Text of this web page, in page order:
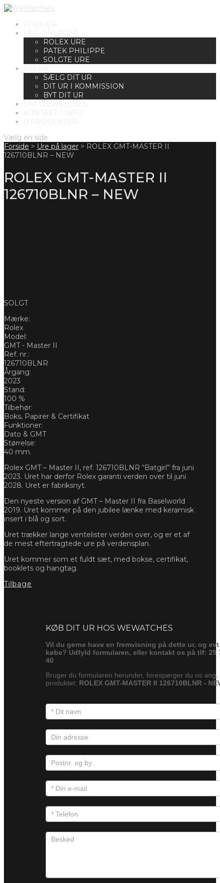
ROLEX URE
PATEK PHILIPPE
SOLGTE URE
SÆLG DIT UR
DIT UR I KOMMISSION
BYT DIT UR
Vælg en side
Forside > Ure på lager > ROLEX GMT-MASTER II
126710BLNR – NEW
ROLEX GMT-MASTER II
126710BLNR – NEW
SOLGT
Mærke:
Rolex
Model:
GMT - Master II
Ref. nr.:
126710BLNR
Årgang:
2023
Stand:
100 %
Tilbehør:
Boks, Papirer & Certifikat
Funktioner:
Dato & GMT
Størrelse:
40 mm.
Rolex GMT – Master II, ref. 126710BLNR “Batgirl” fra juni
2023. Uret har derfor Rolex garanti verden over til juni
2028. Uret er fabriksnyt.
Den nyeste version af GMT – Master II fra Baselworld
2019. Uret kommer på den jubilee lænke med keramisk
insert i blå og sort.
Uret trækker lange ventelister verden over, og er et af
de mest eftertragtede ure på verdensplan.
Uret kommer som et fuldt sæt, med bokse, certifikat,
booklets og hangtag.
Tilbage
KØB DIT UR HOS WEWATCHES
Vil du gerne have en fremvisning på dette ur, og
købe? Udfyld formularen, eller kontakt os på tlf: 25
40
Bruger du formularen herunder, forespørger du os ang.
produktet: ROLEX GMT-MASTER II 126710BLNR -